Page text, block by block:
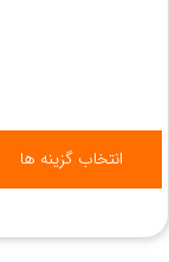
انتخاب گزینه ها